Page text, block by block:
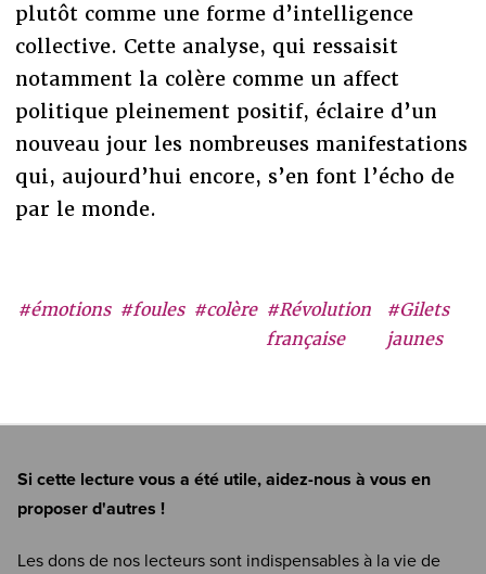
#émotions #foules #colère #Révolution
française
#Gilets
jaunes
plutôt comme une forme d’intelligence
collective. Cette analyse, qui ressaisit
notamment la colère comme un affect
politique pleinement positif, éclaire d’un
nouveau jour les nombreuses manifestations
qui, aujourd’hui encore, s’en font l’écho de
par le monde.
Si cette lecture vous a été utile, aidez-nous à vous en
proposer d'autres !
Les dons de nos lecteurs sont indispensables à la vie de